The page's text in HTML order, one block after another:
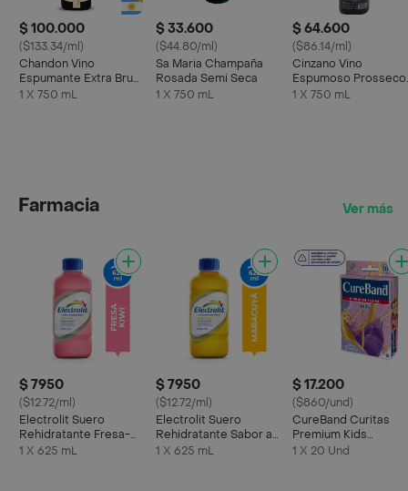
$ 100.000
($133.34/ml)
Chandon Vino
Espumante Extra Brut
750 ml
1 X 750 mL
$ 33.600
($44.80/ml)
Sa Maria Champaña
Rosada Semi Seca
1 X 750 mL
$ 64.600
($86.14/ml)
Cinzano Vino
Espumoso Prosseco
Pro Spritz
1 X 750 mL
Farmacia Ver más
$ 7950
($12.72/ml)
Electrolit Suero
Rehidratante Fresa-
Kiwi
1 X 625 mL
$ 7950
($12.72/ml)
Electrolit Suero
Rehidratante Sabor a
Maracuyá
1 X 625 mL
$ 17.200
($860/und)
CureBand Curitas
Premium Kids
Princesas
1 X 20 Und